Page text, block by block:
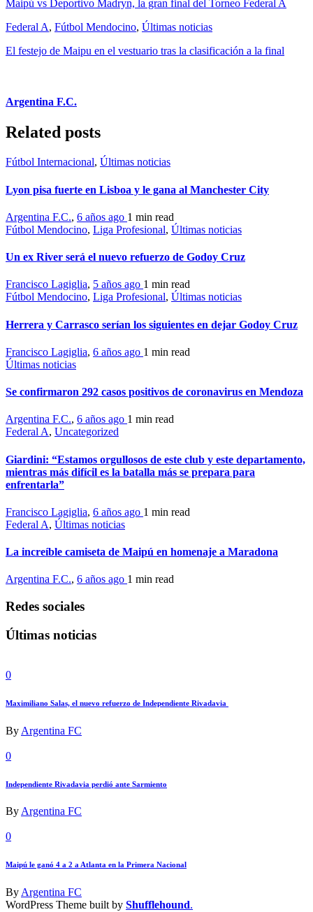
Maipú vs Deportivo Madryn, la gran final del Torneo Federal A
Federal A, Fútbol Mendocino, Últimas noticias
El festejo de Maipu en el vestuario tras la clasificación a la final
Argentina F.C.
Related posts
Fútbol Internacional, Últimas noticias
Lyon pisa fuerte en Lisboa y le gana al Manchester City
Argentina F.C., 6 años ago 1 min read
Fútbol Mendocino, Liga Profesional, Últimas noticias
Un ex River será el nuevo refuerzo de Godoy Cruz
Francisco Lagiglia, 5 años ago 1 min read
Fútbol Mendocino, Liga Profesional, Últimas noticias
Herrera y Carrasco serían los siguientes en dejar Godoy Cruz
Francisco Lagiglia, 6 años ago 1 min read
Últimas noticias
Se confirmaron 292 casos positivos de coronavirus en Mendoza
Argentina F.C., 6 años ago 1 min read
Federal A, Uncategorized
Giardini: “Estamos orgullosos de este club y este departamento,
mientras más difícil es la batalla más se prepara para
enfrentarla”
Francisco Lagiglia, 6 años ago 1 min read
Federal A, Últimas noticias
La increíble camiseta de Maipú en homenaje a Maradona
Argentina F.C., 6 años ago 1 min read
Redes sociales
Últimas noticias
0
Maximiliano Salas, el nuevo refuerzo de Independiente Rivadavia
By Argentina FC
0
Independiente Rivadavia perdió ante Sarmiento
ByArgentina FC
0
Maipú le ganó 4 a 2 a Atlanta en la Primera Nacional
ByArgentina FC
WordPress Theme built by Shufflehound.